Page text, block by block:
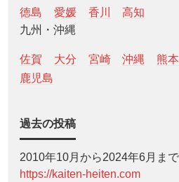
徳島 愛媛 香川
高知
九州・沖縄
佐賀 大分 宮崎 沖縄 熊本
鹿児島
過去の投稿
2010年10月から2024年6月ま
https://kaiten-heiten.com